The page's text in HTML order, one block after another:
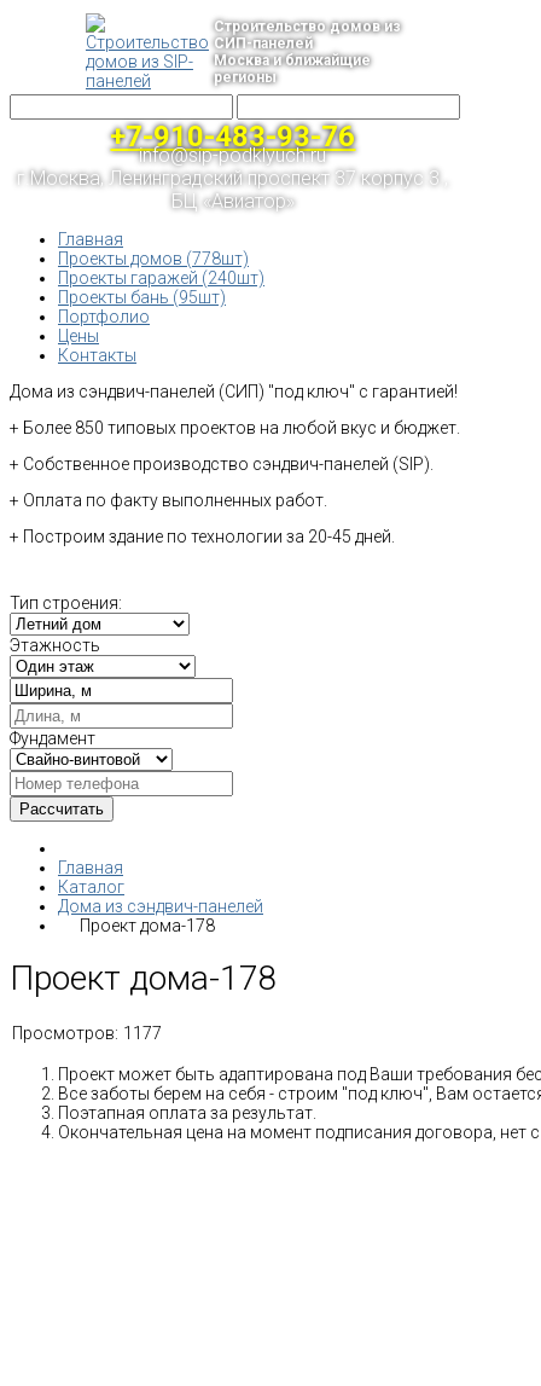
Строительство домов из
СИП-панелей
Москва и ближайщие
регионы
+7-910-483-93-76
info@sip-podklyuch.ru
г.Москва, Ленинградский проспект 37 корпус 3 ,
БЦ «Авиатор»
Главная
Проекты домов (778шт)
Проекты гаражей (240шт)
Проекты бань (95шт)
Портфолио
Цены
Контакты
Дома из сэндвич-панелей (СИП) "под ключ" с гарантией!
+ Более 850 типовых проектов на любой вкус и бюджет.
+ Собственное производство сэндвич-панелей (SIP).
+ Оплата по факту выполненных работ.
+ Построим здание по технологии за 20-45 дней.
Тип строения:
Этажность
Фундамент
Главная
Каталог
Дома из сэндвич-панелей
Проект дома-178
Проект дома-178
Просмотров: 1177
Проект может быть адаптирована под Ваши требования
Все заботы берем на себя - строим "под ключ", Вам
Поэтапная оплата за результат.
Окончательная цена на момент подписания договора, нет